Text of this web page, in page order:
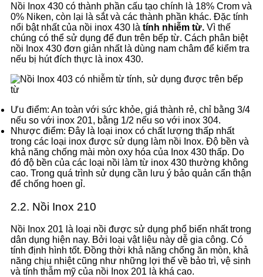
Nồi Inox 430 có thành phần cấu tạo chính là 18% Crom và
0% Niken, còn lại là sắt và các thành phần khác. Đặc tính
nổi bật nhất của nồi inox 430 là tính nhiễm từ. Vì thế
chúng có thể sử dụng để đun trên bếp từ. Cách phân biệt
nồi Inox 430 đơn giản nhất là dùng nam châm để kiểm tra
nếu bị hút đích thực là inox 430.
Ưu điểm: An toàn với sức khỏe, giá thành rẻ, chỉ bằng 3/4
nếu so với inox 201, bằng 1/2 nếu so với inox 304.
Nhược điểm: Đây là loại inox có chất lượng thấp nhất
trong các loại inox được sử dụng làm nồi Inox. Độ bền và
khả năng chống mài mòn oxy hóa của Inox 430 thấp. Do
đó độ bền của các loại nồi làm từ inox 430 thường không
cao. Trong quá trình sử dụng cần lưu ý bảo quản cẩn thận
để chống hoen gỉ.
2.2. Nồi Inox 210
Nồi Inox 201 là loại nồi được sử dụng phổ biến nhất trong
dân dụng hiện nay. Bởi loại vật liệu này dễ gia công. Có
tính định hình tốt. Đồng thời khả năng chống ăn mòn, khả
năng chịu nhiệt cũng như những lợi thế về bảo trì, vệ sinh
và tính thẫm mỹ của nồi Inox 201 là khá cao.